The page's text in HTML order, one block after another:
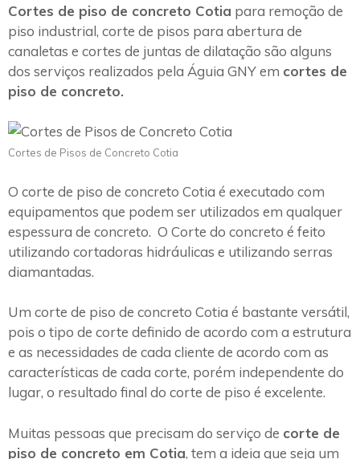
Cortes de piso de concreto Cotia para remoção de
piso industrial, corte de pisos para abertura de
canaletas e cortes de juntas de dilatação são alguns
dos serviços realizados pela Águia GNY em cortes de
piso de concreto.
Cortes de Pisos de Concreto Cotia
O corte de piso de concreto Cotia é executado com
equipamentos que podem ser utilizados em qualquer
espessura de concreto. O Corte do concreto é feito
utilizando cortadoras hidráulicas e utilizando serras
diamantadas.
Um corte de piso de concreto Cotia é bastante versátil,
pois o tipo de corte definido de acordo com a estrutura
e as necessidades de cada cliente de acordo com as
características de cada corte, porém independente do
lugar, o resultado final do corte de piso é excelente.
Muitas pessoas que precisam do serviço de corte de
piso de concreto em Cotia, tem a ideia que seja um